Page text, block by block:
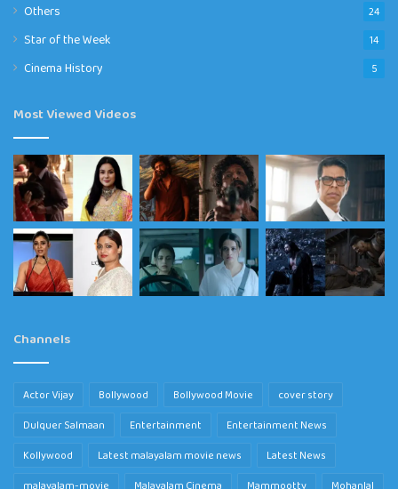
Others 24
Star of the Week 14
Cinema History 5
Most Viewed Videos
Channels
Actor Vijay Bollywood Bollywood Movie
cover story
Dulquer Salmaan
Entertainment
Entertainment News
Kollywood
Latest malayalam movie news
Latest News
malayalam-movie
Malayalam Cinema Mammootty Mohanlal